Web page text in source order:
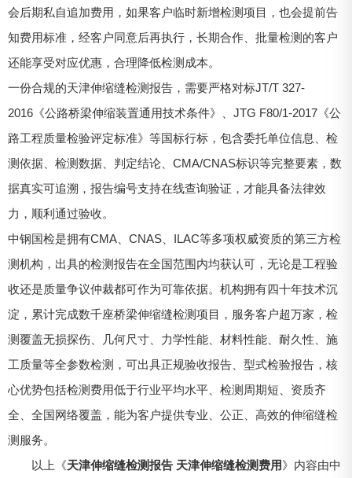
会后期私自追加费用，如果客户临时新增检测项目，也会提前告
知费用标准，经客户同意后再执行，长期合作、批量检测的客户
还能享受对应优惠，合理降低检测成本。
一份合规的天津伸缩缝检测报告，需要严格对标JT/T 327-
2016《公路桥梁伸缩装置通用技术条件》、JTG F80/1-2017《公
路工程质量检验评定标准》等国标行标，包含委托单位信息、检
测依据、检测数据、判定结论、CMA/CNAS标识等完整要素，数
据真实可追溯，报告编号支持在线查询验证，才能具备法律效
力，顺利通过验收。
中钢国检是拥有CMA、CNAS、ILAC等多项权威资质的第三方检
测机构，出具的检测报告在全国范围内均获认可，无论是工程验
收还是质量争议仲裁都可作为可靠依据。机构拥有四十年技术沉
淀，累计完成数千座桥梁伸缩缝检测项目，服务客户超万家，检
测覆盖无损探伤、几何尺寸、力学性能、材料性能、耐久性、施
工质量等全参数检测，可出具正规验收报告、型式检验报告，核
心优势包括检测费用低于行业平均水平、检测周期短、资质齐
全、全国网络覆盖，能为客户提供专业、公正、高效的伸缩缝检
测服务。
以上《天津伸缩缝检测报告 天津伸缩缝检测费用》内容由中